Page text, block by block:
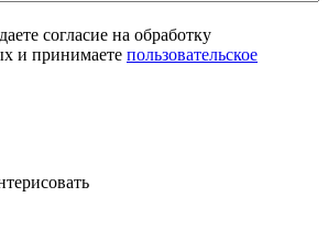
согласие на обработку
и принимаете пользовательское